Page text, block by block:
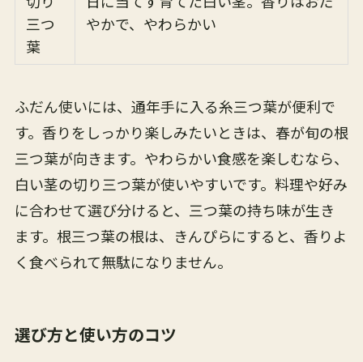
三つ
葉
やかで、やわらかい
ふだん使いには、通年手に入る糸三つ葉が便利で
す。香りをしっかり楽しみたいときは、春が旬の根
三つ葉が向きます。やわらかい食感を楽しむなら、
白い茎の切り三つ葉が使いやすいです。料理や好み
に合わせて選び分けると、三つ葉の持ち味が生き
ます。根三つ葉の根は、きんぴらにすると、香りよ
く食べられて無駄になりません。
選び方と使い方のコツ